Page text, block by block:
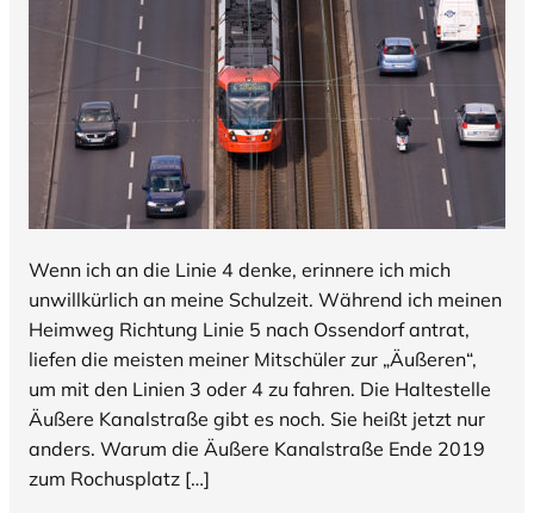
Wenn ich an die Linie 4 denke, erinnere ich mich
unwillkürlich an meine Schulzeit. Während ich meinen
Heimweg Richtung Linie 5 nach Ossendorf antrat,
liefen die meisten meiner Mitschüler zur „Äußeren“,
um mit den Linien 3 oder 4 zu fahren. Die Haltestelle
Äußere Kanalstraße gibt es noch. Sie heißt jetzt nur
anders. Warum die Äußere Kanalstraße Ende 2019
zum Rochusplatz […]